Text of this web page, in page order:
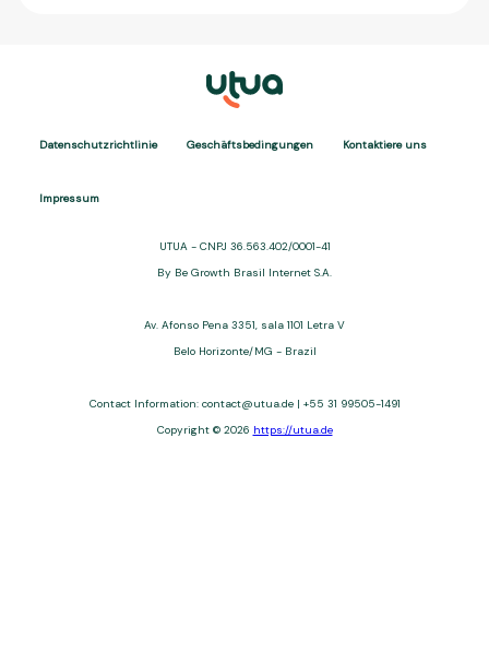
Datenschutzrichtlinie Geschäftsbedingungen Kontaktiere uns
Impressum
UTUA - CNPJ 36.563.402/0001-41
By Be Growth Brasil Internet S.A.
Av. Afonso Pena 3351, sala 1101 Letra V
Belo Horizonte/MG - Brazil
Contact Information: contact@utua.de | +55 31 99505-1491
Copyright © 2026 https://utua.de